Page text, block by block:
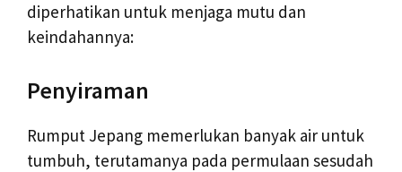
diperhatikan untuk menjaga mutu dan
keindahannya:
Penyiraman
Rumput Jepang memerlukan banyak air untuk
tumbuh, terutamanya pada permulaan sesudah